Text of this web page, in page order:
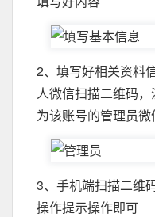
2、填写好相关资料
人微信扫描二维码
为该账号的管理员微
3、手机端扫描二维
操作提示操作即可